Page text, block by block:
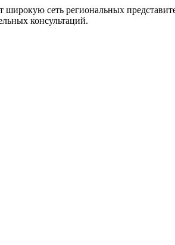
широкую сеть региональных
консультаций.